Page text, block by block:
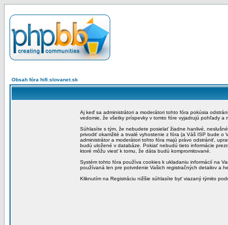
Obsah fóra hifi.slovanet.sk
Aj keď sa administrátori a moderátori tohto fóra pokúsia
vedomie, že všetky príspevky v tomto fóre vyjadrujú pohľady
Súhlasíte s tým, že nebudete posielať žiadne hanlivé,
privodiť okamžité a trvalé vyhostenie z fóra (a Váš ISP bude o
administrátor a moderátori tohto fóra majú právo odstrániť,
budú uložené v databáze. Pokiať nebudú tieto informácie
ktoré môžu viesť k tomu, že dáta budú kompromitované.
Systém tohto fóra používa cookies k ukladaniu informácií na
používaná len pre potvrdenie Vašich registračných detailov a
Kliknutím na Registráciu nižšie súhlasíte byť viazaný týmito